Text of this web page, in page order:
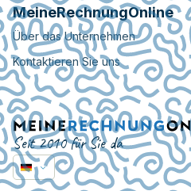
MeineRechnungOnline
Über das Unternehmen
Kontaktieren Sie uns
Seit 2010 für Sie da